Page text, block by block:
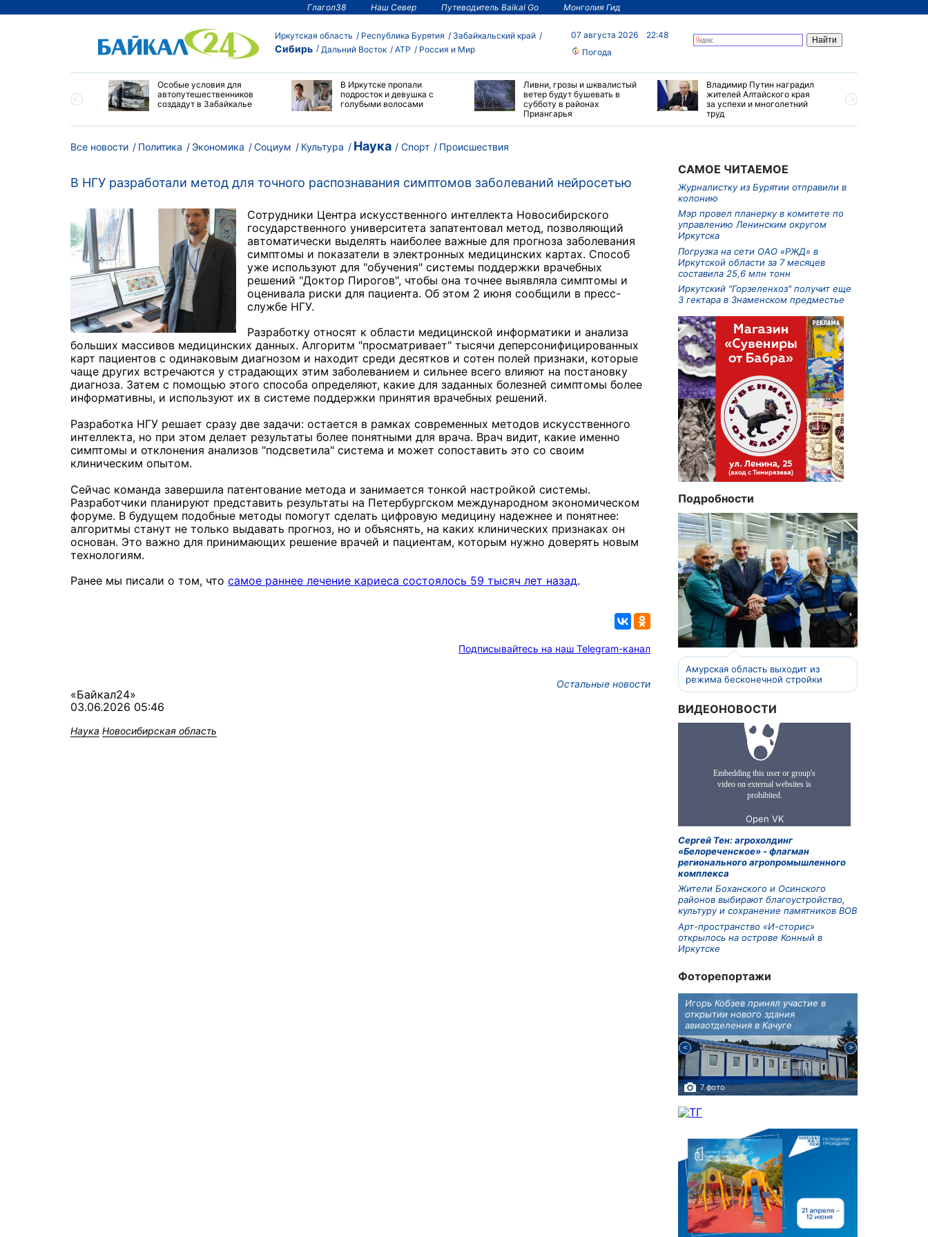
Глагол38 Наш Север Путеводитель Baikal Go Монголия Гид
Иркутская область Республика Бурятия Забайкальский край
Сибирь Дальний Восток АТР Россия и Мир
07 августа 2026
22:48
Погода
на топливном
стабильной
Особые условия для
автопутешественников
создадут в Забайкалье
В Иркутске пропали
подросток и девушка с
голубыми волосами
Ливни, грозы и шквалистый
ветер будут бушевать в
субботу в районах
Приангарья
Владимир Путин наградил
жителей Алтайского края
за успехи и многолетний
труд
Все новости Политика Экономика Социум Культура Наука Спорт Происшествия
В НГУ разработали метод для точного распознавания симптомов заболеваний нейросетью
Сотрудники Центра искусственного интеллекта Новосибирского
государственного университета запатентовал метод, позволяющий
автоматически выделять наиболее важные для прогноза заболевания
симптомы и показатели в электронных медицинских картах. Способ
уже используют для "обучения" системы поддержки врачебных
решений "Доктор Пирогов", чтобы она точнее выявляла симптомы и
оценивала риски для пациента. Об этом 2 июня сообщили в пресс-
службе НГУ.
Разработку относят к области медицинской информатики и анализа
больших массивов медицинских данных. Алгоритм "просматривает" тысячи деперсонифицированных
карт пациентов с одинаковым диагнозом и находит среди десятков и сотен полей признаки, которые
чаще других встречаются у страдающих этим заболеванием и сильнее всего влияют на постановку
диагноза. Затем с помощью этого способа определяют, какие для заданных болезней симптомы более
информативны, и используют их в системе поддержки принятия врачебных решений.
Разработка НГУ решает сразу две задачи: остается в рамках современных методов искусственного
интеллекта, но при этом делает результаты более понятными для врача. Врач видит, какие именно
симптомы и отклонения анализов "подсветила" система и может сопоставить это со своим
клиническим опытом.
Сейчас команда завершила патентование метода и занимается тонкой настройкой системы.
Разработчики планируют представить результаты на Петербургском международном экономическом
форуме. В будущем подобные методы помогут сделать цифровую медицину надежнее и понятнее:
алгоритмы станут не только выдавать прогноз, но и объяснять, на каких клинических признаках он
основан. Это важно для принимающих решение врачей и пациентам, которым нужно доверять новым
технологиям.
Ранее мы писали о том, что самое раннее лечение кариеса состоялось 59 тысяч лет назад.
Подписывайтесь на наш Telegram-канал
Остальные новости
«Байкал24»
03.06.2026 05:46
Наука Новосибирская область
САМОЕ ЧИТАЕМОЕ
Журналистку из Бурятии отправили в
колонию
Мэр провел планерку в комитете по
управлению Ленинским округом
Иркутска
Погрузка на сети ОАО «РЖД» в
Иркутской области за 7 месяцев
составила 25,6 млн тонн
Иркутский "Горзеленхоз" получит еще
3 гектара в Знаменском предместье
Подробности
Амурская область выходит из
режима бесконечной стройки
ВИДЕОНОВОСТИ
Сергей Тен: агрохолдинг
«Белореченское» - флагман
регионального агропромышленного
комплекса
Жители Боханского и Осинского
районов выбирают благоустройство,
культуру и сохранение памятников ВОВ
Арт-пространство «И-сторис»
открылось на острове Конный в
Иркутске
Фоторепортажи
Игорь Кобзев принял участие в
открытии нового здания
авиаотделения в Качуге
7 фото